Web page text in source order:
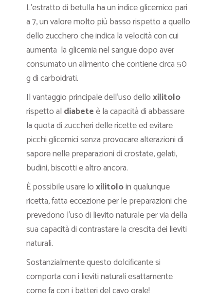
L’estratto di betulla ha un indice glicemico pari
a 7, un valore molto più basso rispetto a quello
dello zucchero che indica la velocità con cui
aumenta la glicemia nel sangue dopo aver
consumato un alimento che contiene circa 50
g di carboidrati.
Il vantaggio principale dell’uso delloxilitolo
rispetto al diabeteè la capacità di abbassare
la quota di zuccheri delle ricette ed evitare
picchi glicemici senza provocare alterazioni di
sapore nelle preparazioni di crostate, gelati,
budini, biscotti e altro ancora.
È possibile usare loxilitoloin qualunque
ricetta, fatta eccezione per le preparazioni che
prevedono l’uso di lievito naturale per via della
sua capacità di contrastare la crescita dei lieviti
naturali.
Sostanzialmente questo dolcificante si
comporta con i lieviti naturali esattamente
come fa con i batteri del cavo orale!